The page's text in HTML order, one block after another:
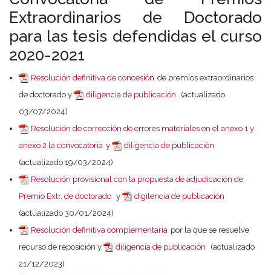
Extraordinarios de Doctorado
para las tesis defendidas el curso
2020-2021
Resolución definitiva de concesión de premios extraordinarios
de doctorado y
diligencia de publicación
(actualizado
03/07/2024)
Resolución de corrección de errores materiales en el anexo 1 y
anexo 2 la convocatoria y
diligencia de publicación
(actualizado 19/03/2024)
Resolución provisional con la propuesta de adjudicación de
Premio Extr. de doctorado y
digilencia de publicación
(actualizado 30/01/2024)
Resolución definitiva complementaria por la que se resuelve
recurso de reposición y
diligencia de publicación
(actualizado
21/12/2023)